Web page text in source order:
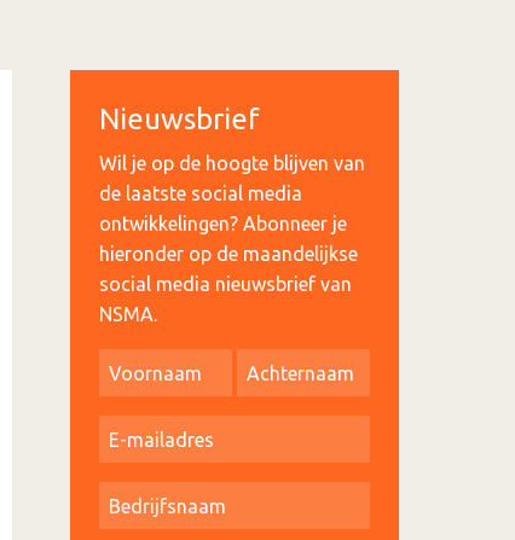
Nieuwsbrief
Wil je op de hoogte blijven van
de laatste social media
ontwikkelingen? Abonneer je
hieronder op de maandelijkse
social media nieuwsbrief van
NSMA.